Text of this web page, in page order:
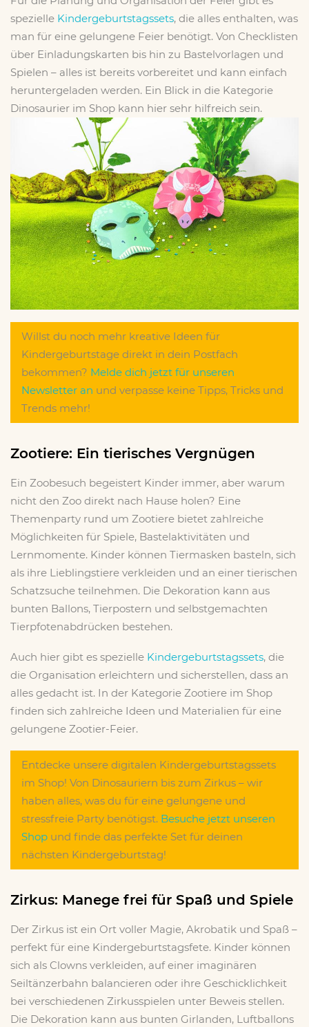
spezielle Kindergeburtstagssets, die alles enthalten, was
man für eine gelungene Feier benötigt. Von Checklisten
über Einladungskarten bis hin zu Bastelvorlagen und
Spielen – alles ist bereits vorbereitet und kann einfach
heruntergeladen werden. Ein Blick in die Kategorie
Dinosaurier im Shop kann hier sehr hilfreich sein.
Willst du noch mehr kreative Ideen für
Kindergeburtstage direkt in dein Postfach
bekommen? Melde dich jetzt für unseren
Newsletter an und verpasse keine Tipps, Tricks und
Trends mehr!
Zootiere: Ein tierisches Vergnügen
Ein Zoobesuch begeistert Kinder immer, aber warum
nicht den Zoo direkt nach Hause holen? Eine
Themenparty rund um Zootiere bietet zahlreiche
Möglichkeiten für Spiele, Bastelaktivitäten und
Lernmomente. Kinder können Tiermasken basteln, sich
als ihre Lieblingstiere verkleiden und an einer tierischen
Schatzsuche teilnehmen. Die Dekoration kann aus
bunten Ballons, Tierpostern und selbstgemachten
Tierpfotenabdrücken bestehen.
Auch hier gibt es spezielle Kindergeburtstagssets, die
die Organisation erleichtern und sicherstellen, dass an
alles gedacht ist. In der Kategorie Zootiere im Shop
finden sich zahlreiche Ideen und Materialien für eine
gelungene Zootier-Feier.
Entdecke unsere digitalen Kindergeburtstagssets
im Shop! Von Dinosauriern bis zum Zirkus – wir
haben alles, was du für eine gelungene und
stressfreie Party benötigst. Besuche jetzt unseren
Shop und finde das perfekte Set für deinen
nächsten Kindergeburtstag!
Zirkus: Manege frei für Spaß und Spiele
Der Zirkus ist ein Ort voller Magie, Akrobatik und Spaß –
perfekt für eine Kindergeburtstagsfete. Kinder können
sich als Clowns verkleiden, auf einer imaginären
Seiltänzerbahn balancieren oder ihre Geschicklichkeit
bei verschiedenen Zirkusspielen unter Beweis stellen.
Die Dekoration kann aus bunten Girlanden, Luftballons